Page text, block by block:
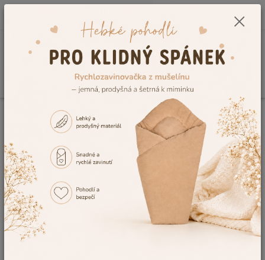
0,00 Kč
Rychlozavinovačky Rychlozavinovačky celoroční
Zavinovačka
pro miminko Dětský svět krémová s medvídkem
Zavinovačka pro miminko Dětský
svět krémová s medvídkem
TOP produkt